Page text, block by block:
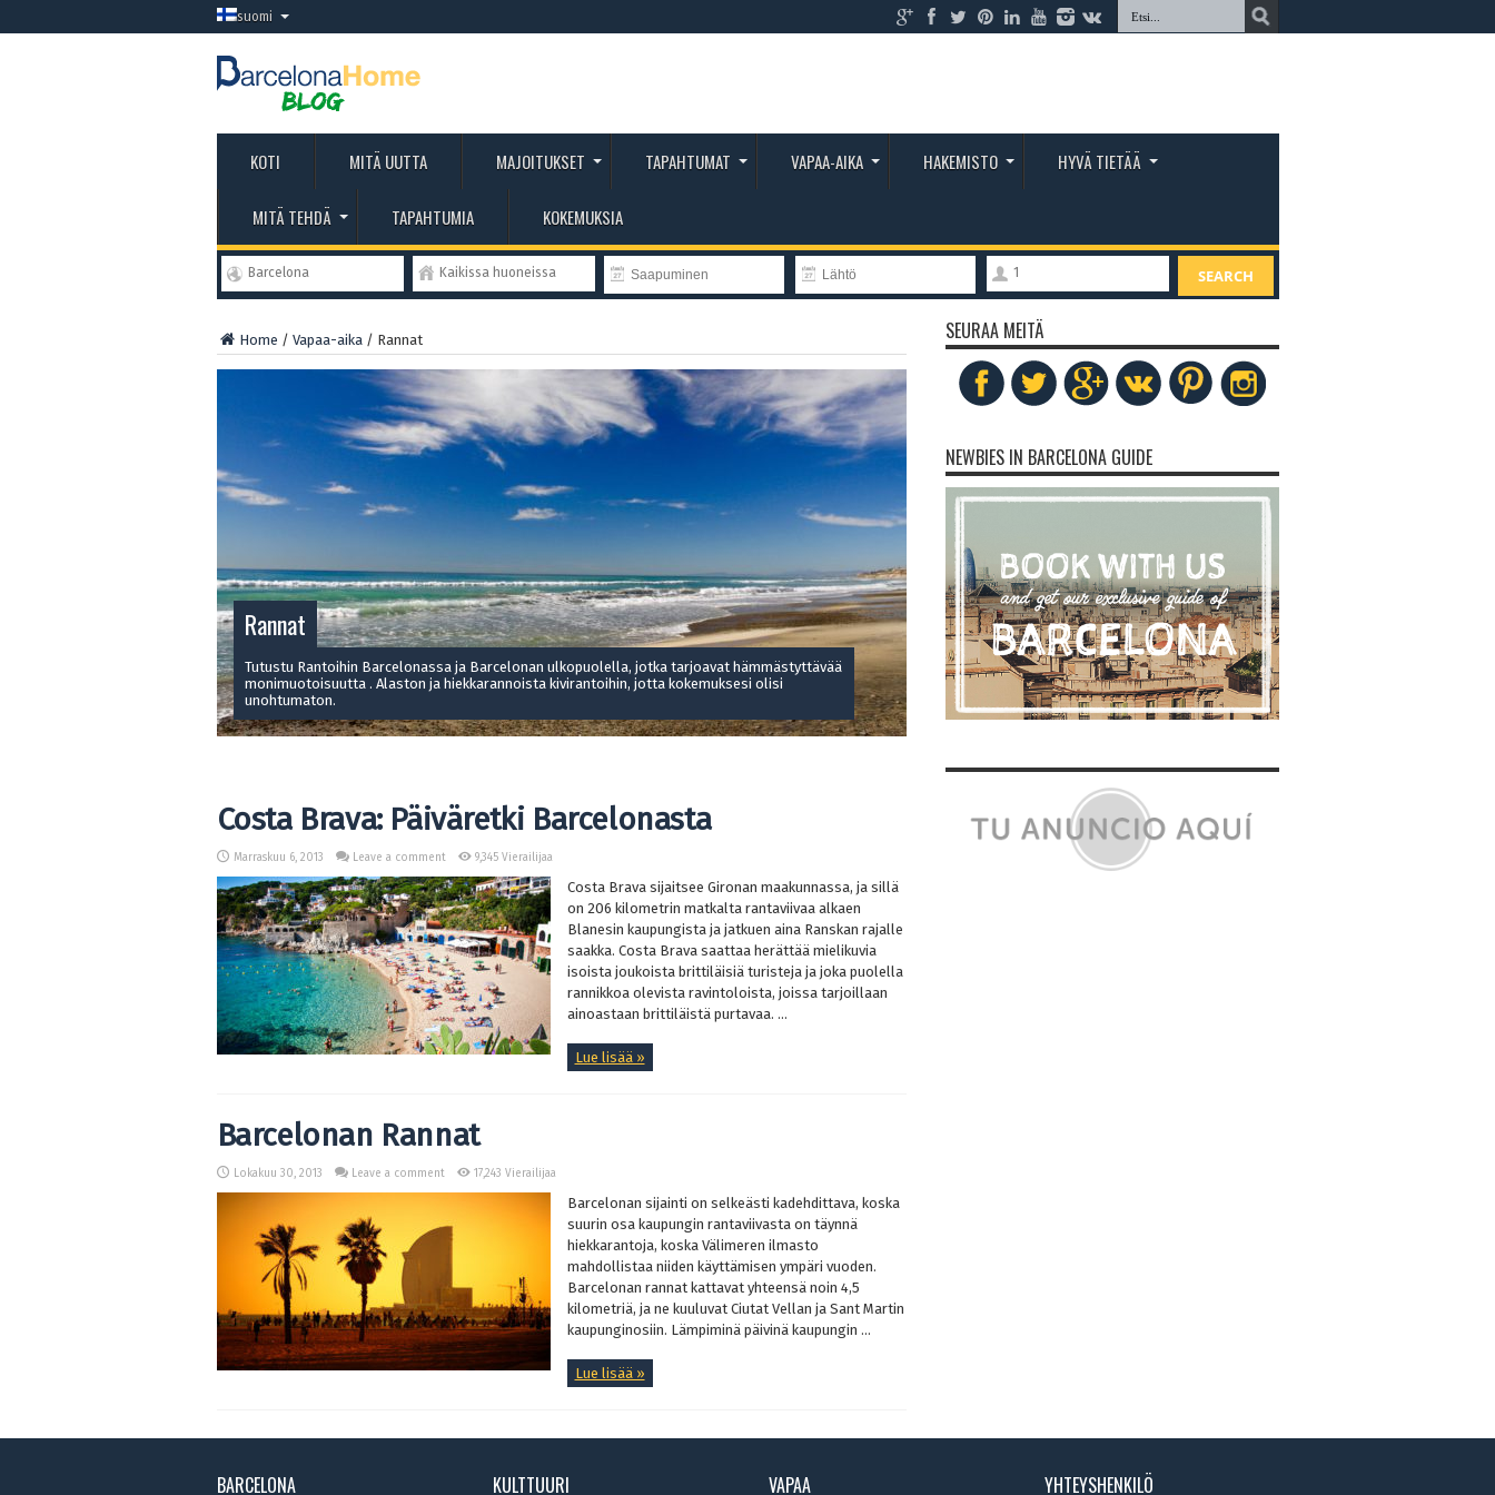
suomi
KOTI MITÄ UUTTA MAJOITUKSET TAPAHTUMAT VAPAA-AIKA HAKEMISTO HYVÄ TIETÄÄ
MITÄ TEHDÄ TAPAHTUMIA KOKEMUKSIA
Barcelona Kaikissa huoneissa 1 SEARCH
Home / Vapaa-aika/ Rannat
Rannat
Tutustu Rantoihin Barcelonassa ja Barcelonan ulkopuolella, jotka tarjoavat hämmästyttävää
monimuotoisuutta . Alaston ja hiekkarannoista kivirantoihin, jotta kokemuksesi olisi
unohtumaton.
Costa Brava: Päiväretki Barcelonasta
Marraskuu 6, 2013 Leave a comment 9,345 Vierailijaa
Costa Brava sijaitsee Gironan maakunnassa, ja sillä
on 206 kilometrin matkalta rantaviivaa alkaen
Blanesin kaupungista ja jatkuen aina Ranskan rajalle
saakka. Costa Brava saattaa herättää mielikuvia
isoista joukoista brittiläisiä turisteja ja joka puolella
rannikkoa olevista ravintoloista, joissa tarjoillaan
ainoastaan brittiläistä purtavaa. ...
Lue lisää »
Barcelonan Rannat
Lokakuu 30, 2013 Leave a comment 17,243 Vierailijaa
Barcelonan sijainti on selkeästi kadehdittava, koska
suurin osa kaupungin rantaviivasta on täynnä
hiekkarantoja, koska Välimeren ilmasto
mahdollistaa niiden käyttämisen ympäri vuoden.
Barcelonan rannat kattavat yhteensä noin 4,5
kilometriä, ja ne kuuluvat Ciutat Vellan ja Sant Martin
kaupunginosiin. Lämpiminä päivinä kaupungin ...
Lue lisää »
SEURAA MEITÄ
NEWBIES IN BARCELONA GUIDE
BARCELONA KULTTUURI VAPAA YHTEYSHENKILÖ